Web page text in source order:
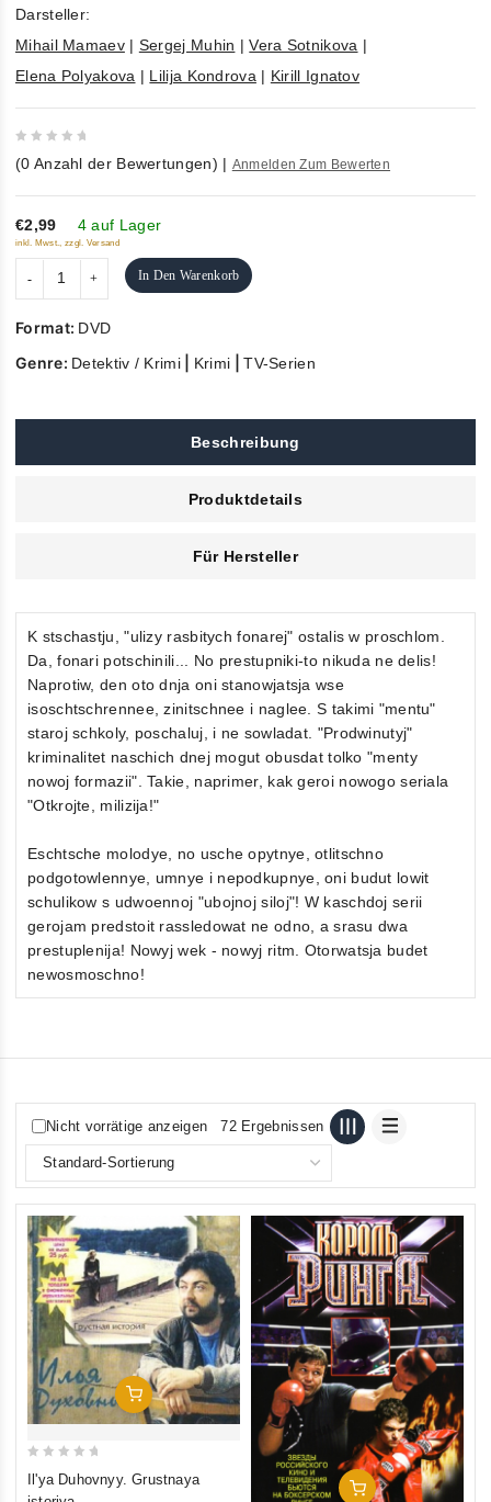
Darsteller:
Mihail Mamaev| Sergej Muhin |Vera Sotnikova |
Elena Polyakova | Lilija Kondrova | Kirill Ignatov
out
of
5
(0 Anzahl der Bewertungen) | Anmelden Zum Bewerten
€2,99 4 auf Lager
inkl. Mwst., zzgl. Versand
In Den Warenkorb
Format: DVD
Genre: Detektiv / Krimi| Krimi |TV-Serien
Beschreibung
Produktdetails
Für Hersteller
K stschastju, "ulizy rasbitych fonarej" ostalis w proschlom.
Da, fonari potschinili... No prestupniki-to nikuda ne delis!
Naprotiw, den oto dnja oni stanowjatsja wse
isoschtschrennee, zinitschnee i naglee. S takimi "mentu"
staroj schkoly, poschaluj, i ne sowladat. "Prodwinutyj"
kriminalitet naschich dnej mogut obusdat tolko "menty
nowoj formazii". Takie, naprimer, kak geroi nowogo seriala
"Otkrojte, milizija!"
Eschtsche molodye, no usche opytnye, otlitschno
podgotowlennye, umnye i nepodkupnye, oni budut lowit
schulikow s udwoennoj "ubojnoj siloj"! W kaschdoj serii
gerojam predstoit rassledowat ne odno, a srasu dwa
prestuplenija! Nowyj wek - nowyj ritm. Otorwatsja budet
newosmoschno!
Nicht vorrätige anzeigen 72 Ergebnissen
In Den Warenkorb
out
Il'ya Duhovnyy. Grustnaya
In Den Warenkorb